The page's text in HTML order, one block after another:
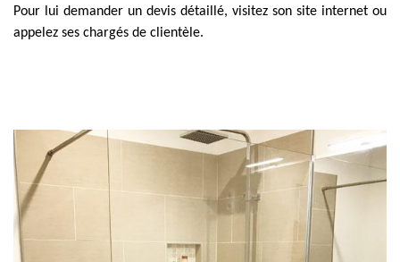
Pour lui demander un devis détaillé, visitez son site internet ou
appelez ses chargés de clientèle.